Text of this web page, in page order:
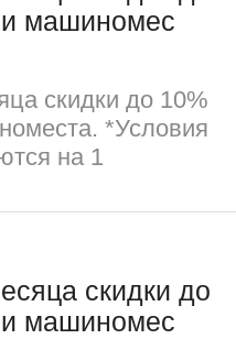
машиномес
скидки до 10%
*Условия
на 1
скидки до
машиномес